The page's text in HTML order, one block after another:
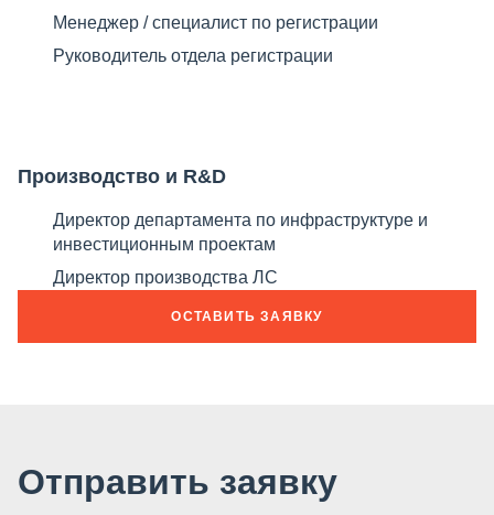
Менеджер / специалист по регистрации​
Руководитель отдела регистрации
Производство и R&D​
Директор департамента по инфраструктуре и
инвестиционным проектам​
Директор производства ЛС
ОСТАВИТЬ ЗАЯВКУ
Отправить заявку